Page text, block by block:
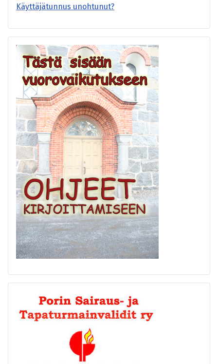
Käyttäjätunnus unohtunut?